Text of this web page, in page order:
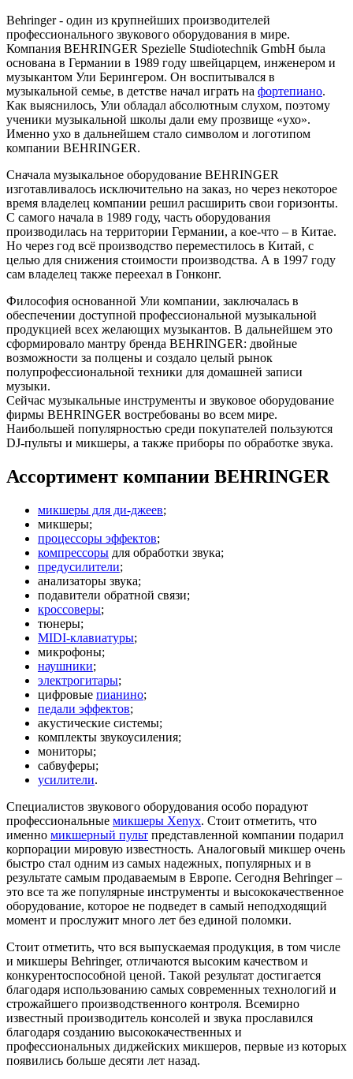
Behringer - один из крупнейших производителей
профессионального звукового оборудования в мире.
Компания BEHRINGER Spezielle Studiotechnik GmbH была
основана в Германии в 1989 году швейцарцем, инженером и
музыкантом Ули Берингером. Он воспитывался в
музыкальной семье, в детстве начал играть на фортепиано.
Как выяснилось, Ули обладал абсолютным слухом, поэтому
ученики музыкальной школы дали ему прозвище «ухо».
Именно ухо в дальнейшем стало символом и логотипом
компании BEHRINGER.
Сначала музыкальное оборудование BEHRINGER
изготавливалось исключительно на заказ, но через некоторое
время владелец компании решил расширить свои горизонты.
С самого начала в 1989 году, часть оборудования
производилась на территории Германии, а кое-что – в Китае.
Но через год всё производство переместилось в Китай, с
целью для снижения стоимости производства. А в 1997 году
сам владелец также переехал в Гонконг.
Философия основанной Ули компании, заключалась в
обеспечении доступной профессиональной музыкальной
продукцией всех желающих музыкантов. В дальнейшем это
сформировало мантру бренда BEHRINGER: двойные
возможности за полцены и создало целый рынок
полупрофессиональной техники для домашней записи
музыки.
Сейчас музыкальные инструменты и звуковое оборудование
фирмы BEHRINGER востребованы во всем мире.
Наибольшей популярностью среди покупателей пользуются
DJ-пульты и микшеры, а также приборы по обработке звука.
Ассортимент компании BEHRINGER
микшеры для ди-джеев;
микшеры;
процессоры эффектов;
компрессоры для обработки звука;
предусилители;
анализаторы звука;
подавители обратной связи;
кроссоверы;
тюнеры;
MIDI-клавиатуры;
микрофоны;
наушники;
электрогитары;
цифровые пианино;
педали эффектов;
акустические системы;
комплекты звукоусиления;
мониторы;
сабвуферы;
усилители.
Специалистов звукового оборудования особо порадуют
профессиональные микшеры Xenyx. Стоит отметить, что
именно микшерный пульт представленной компании подарил
корпорации мировую известность. Аналоговый микшер очень
быстро стал одним из самых надежных, популярных и в
результате самым продаваемым в Европе. Сегодня Behringer –
это все та же популярные инструменты и высококачественное
оборудование, которое не подведет в самый неподходящий
момент и прослужит много лет без единой поломки.
Стоит отметить, что вся выпускаемая продукция, в том числе
и микшеры Behringer, отличаются высоким качеством и
конкурентоспособной ценой. Такой результат достигается
благодаря использованию самых современных технологий и
строжайшего производственного контроля. Всемирно
известный производитель консолей и звука прославился
благодаря созданию высококачественных и
профессиональных диджейских микшеров, первые из которых
появились больше десяти лет назад.